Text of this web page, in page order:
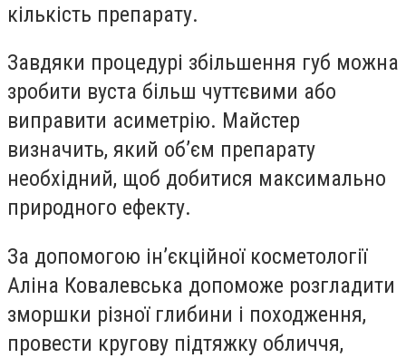
кількість препарату.
Завдяки процедурі збільшення губ можна
зробити вуста більш чуттєвими або
виправити асиметрію. Майстер
визначить, який об’єм препарату
необхідний, щоб добитися максимально
природного ефекту.
За допомогою ін’єкційної косметології
Аліна Ковалевська допоможе розгладити
зморшки різної глибини і походження,
провести кругову підтяжку обличчя,